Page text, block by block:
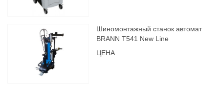
Шиномонтажный станок автомат
BRANN Т541 New Line
ЦЕНА